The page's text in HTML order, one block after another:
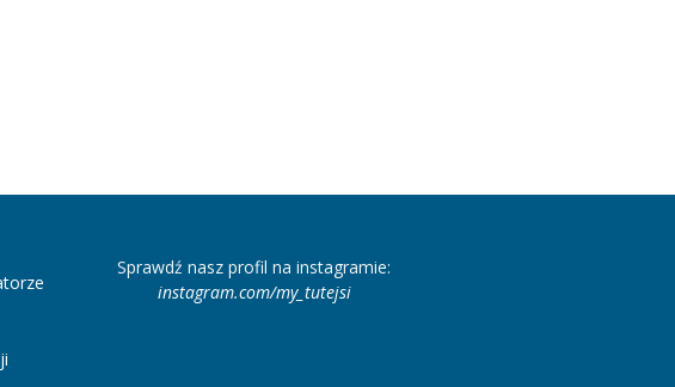
Sprawdź nasz profil na instagramie:
instagram.com/my_tutejsi